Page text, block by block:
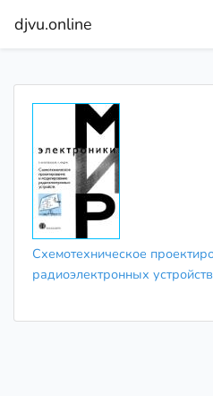
djvu.online
Схемотехническое
радиоэлектронных устройств